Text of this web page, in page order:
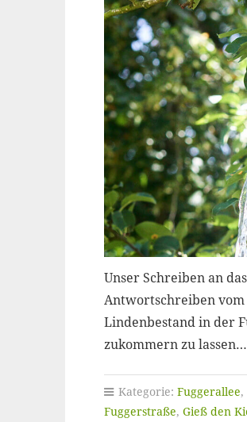
Unser Schreiben an
Antwortschreiben vom
Lindenbestand in der
zukommern zu
Kategorie: Fuggerallee,
Fuggerstraße, Gieß den